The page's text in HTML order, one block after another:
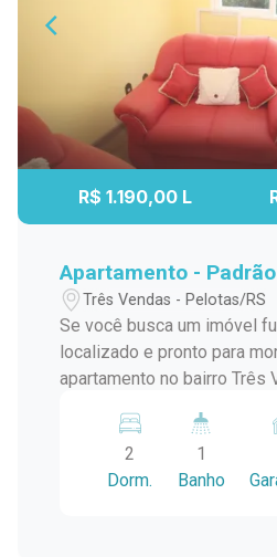
R$ 1.190,00 L
Apartamento - Padrão
Três Vendas - Pelotas/RS
Se você busca um imóvel
localizado e pronto para
apartamento no bairro Três
investidores, ele oferece
em uma das regiões mais
Características do Imóvel:
2
Dorm.
1
Banho